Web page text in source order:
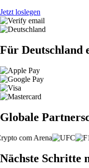
Jetzt loslegen
Für Deutschland
Globale
Nächste Schritte